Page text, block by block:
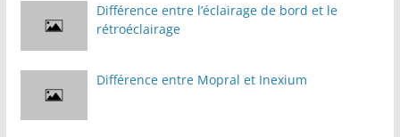
Différence entre l’éclairage de bord et le
rétroéclairage
Différence entre Mopral et Inexium